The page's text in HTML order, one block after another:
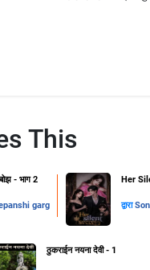
This
- भाग 2
garg
Her
द्वारा
ठुकराईन नयना देवी - 1